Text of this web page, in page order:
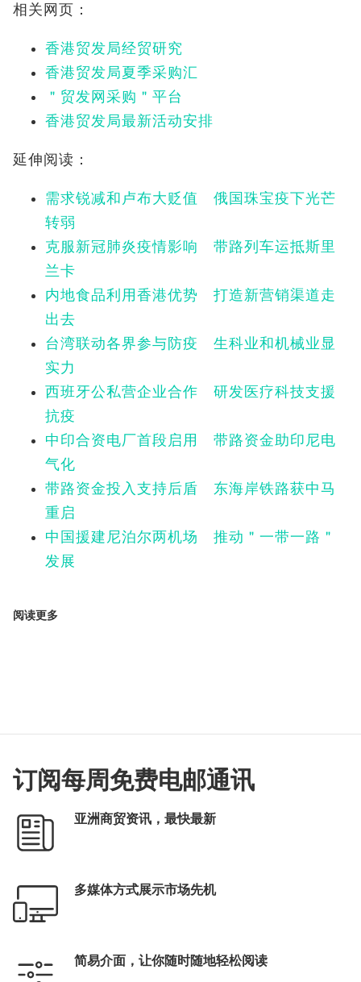
相关网页：
香港贸发局经贸研究
香港贸发局夏季采购汇
＂贸发网采购＂平台
香港贸发局最新活动安排
延伸阅读：
需求锐减和卢布大贬值 俄国珠宝疫下光芒
转弱
克服新冠肺炎疫情影响 带路列车运抵斯里
兰卡
内地食品利用香港优势 打造新营销渠道走
出去
台湾联动各界参与防疫 生科业和机械业显
实力
西班牙公私营企业合作 研发医疗科技支援
抗疫
中印合资电厂首段启用 带路资金助印尼电
气化
带路资金投入支持后盾 东海岸铁路获中马
重启
中国援建尼泊尔两机场 推动＂一带一路＂
发展
阅读更多
订阅每周免费电邮通讯
亚洲商贸资讯，最快最新
多媒体方式展示市场先机
简易介面，让你随时随地轻松阅读